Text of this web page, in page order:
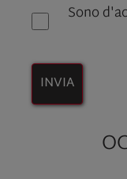
Sono
INVIA